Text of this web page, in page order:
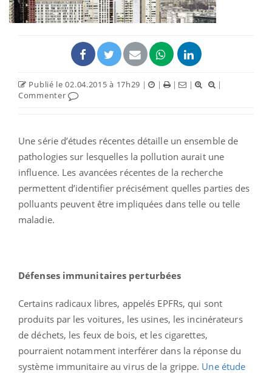
Publié le 02.04.2015 à 17h29 | | | |
|
Commenter
Une série d’études récentes détaille un ensemble de
pathologies sur lesquelles la pollution aurait une
influence. Les avancées récentes de la recherche
permettent d’identifier précisément quelles parties des
polluants peuvent être impliquées dans telle ou telle
maladie.
Défenses immunitaires perturbées
Certains radicaux libres, appelés EPFRs, qui sont
produits par les voitures, les usines, les incinérateurs
de déchets, les feux de bois, et les cigarettes,
pourraient notamment interférer dans la réponse du
système immunitaire au virus de la grippe. Une étude